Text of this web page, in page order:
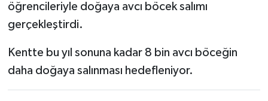
öğrencileriyle doğaya avcı böcek salımı
gerçekleştirdi.
Kentte bu yıl sonuna kadar 8 bin avcı böceğin
daha doğaya salınması hedefleniyor.